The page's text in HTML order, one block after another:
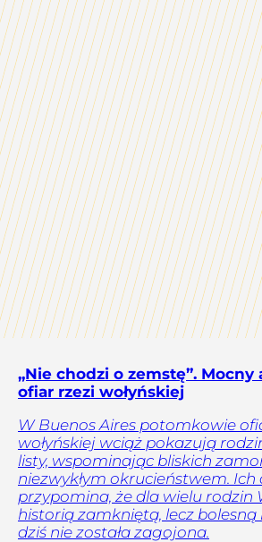
„Nie chodzi o zemstę”.
ofiar rzezi wołyńskiej
W Buenos Aires potomkowie
wołyńskiej wciąż pokazują
listy, wspominając bliskich
niezwykłym okrucieństwem.
przypomina, że dla wielu rodzin
historią zamkniętą, lecz
dziś nie została zagojona.